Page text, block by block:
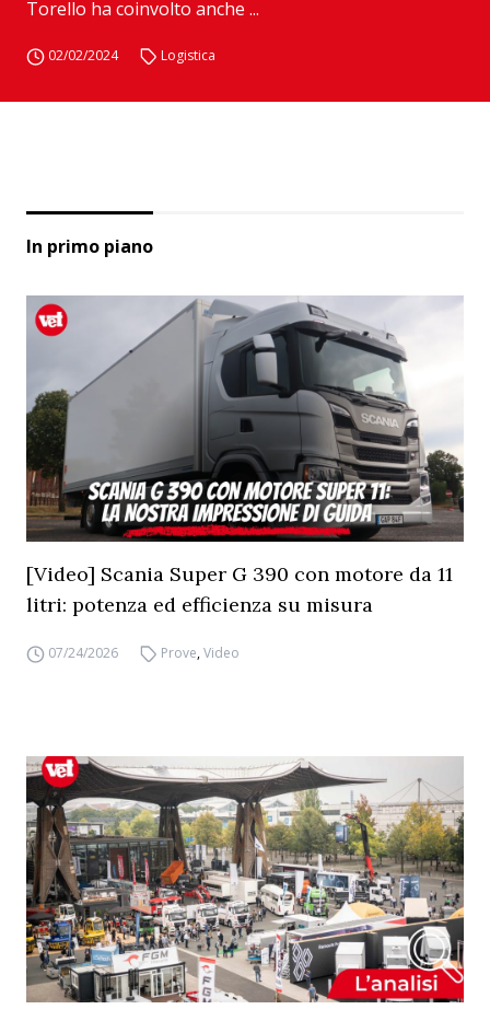
Torello ha coinvolto anche ...
02/02/2024 Logistica
In primo piano
[Video] Scania Super G 390 con motore da 11
litri: potenza ed efficienza su misura
07/24/2026 Prove,Video